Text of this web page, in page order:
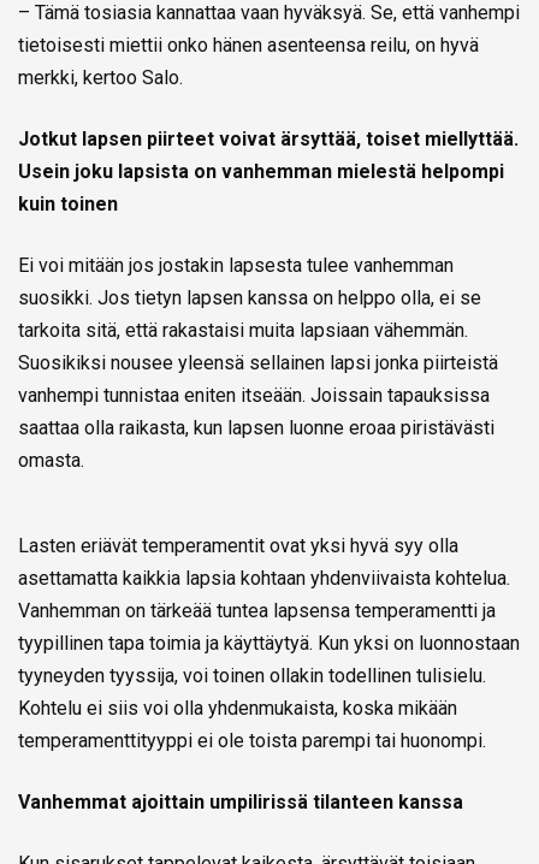
– Tämä tosiasia kannattaa vaan hyväksyä. Se, että vanhempi
tietoisesti miettii onko hänen asenteensa reilu, on hyvä
merkki, kertoo Salo.
Jotkut lapsen piirteet voivat ärsyttää, toiset miellyttää.
Usein joku lapsista on vanhemman mielestä helpompi
kuin toinen
Ei voi mitään jos jostakin lapsesta tulee vanhemman
suosikki. Jos tietyn lapsen kanssa on helppo olla, ei se
tarkoita sitä, että rakastaisi muita lapsiaan vähemmän.
Suosikiksi nousee yleensä sellainen lapsi jonka piirteistä
vanhempi tunnistaa eniten itseään. Joissain tapauksissa
saattaa olla raikasta, kun lapsen luonne eroaa piristävästi
omasta.
Lasten eriävät temperamentit ovat yksi hyvä syy olla
asettamatta kaikkia lapsia kohtaan yhdenviivaista kohtelua.
Vanhemman on tärkeää tuntea lapsensa temperamentti ja
tyypillinen tapa toimia ja käyttäytyä. Kun yksi on luonnostaan
tyyneyden tyyssija, voi toinen ollakin todellinen tulisielu.
Kohtelu ei siis voi olla yhdenmukaista, koska mikään
temperamenttityyppi ei ole toista parempi tai huonompi.
Vanhemmat ajoittain umpilirissä tilanteen kanssa